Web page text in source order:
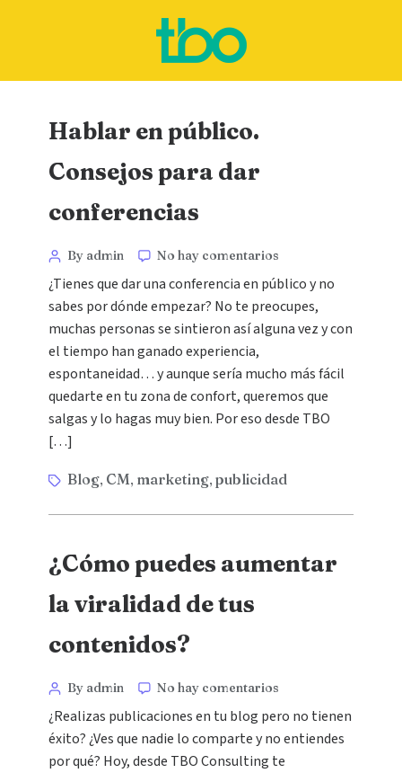
Hablar en público.
Consejos para dar
conferencias
By admin No hay comentarios
¿Tienes que dar una conferencia en público y no
sabes por dónde empezar? No te preocupes,
muchas personas se sintieron así alguna vez y con
el tiempo han ganado experiencia,
espontaneidad… y aunque sería mucho más fácil
quedarte en tu zona de confort, queremos que
salgas y lo hagas muy bien. Por eso desde TBO
[…]
Blog, CM, marketing,publicidad
¿Cómo puedes aumentar
la viralidad de tus
contenidos?
By admin No hay comentarios
¿Realizas publicaciones en tu blog pero no tienen
éxito? ¿Ves que nadie lo comparte y no entiendes
por qué? Hoy, desde TBO Consulting te